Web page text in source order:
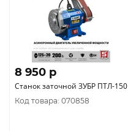
8 950 p
Станок заточной ЗУБР ПТЛ-150
Код товара: 070858